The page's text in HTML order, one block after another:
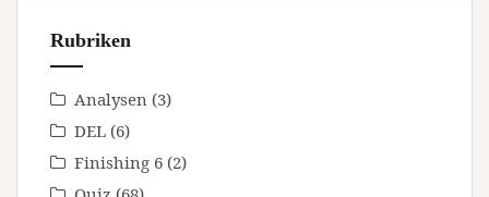
Rubriken
Analysen (3)
DEL (6)
Finishing 6 (2)